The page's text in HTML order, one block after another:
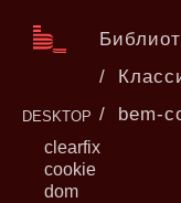
bem-
DESKTOP
clearfix
cookie
dom